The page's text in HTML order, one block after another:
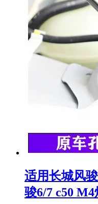
适用长城风
骏6/7 c50